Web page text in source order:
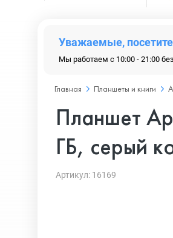
Уважаемые,
Мы работаем с 10:00 - 21:00
Главная Планшеты и книги
Планшет
ГБ, серый
Артикул: 16169